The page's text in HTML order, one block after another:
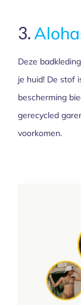
3.
Deze
je huid! De stof
bescherming
gerecycled
voorkomen.